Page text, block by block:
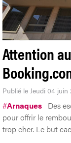
Attention
Publié le Jeudi 04 juin
#Arnaques Des
pour offrir le
trop cher. Le but